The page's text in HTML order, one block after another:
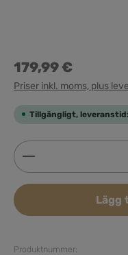
179,99 €
Priser inkl. moms, plus
Tillgängligt,
Produktkvantitet:
Lägg
Produktnummer: